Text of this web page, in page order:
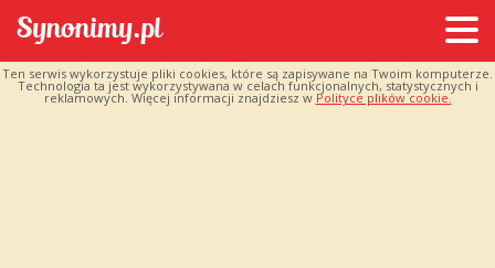
Ten serwis wykorzystuje pliki cookies, które są zapisywane na Twoim komputerze.
Technologia ta jest wykorzystywana w celach funkcjonalnych, statystycznych i
reklamowych. Więcej informacji znajdziesz w Polityce plików cookie.